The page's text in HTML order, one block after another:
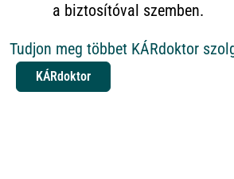
a biztosítóval szemben.
Tudjon meg többet KÁRdoktor
KÁRdoktor